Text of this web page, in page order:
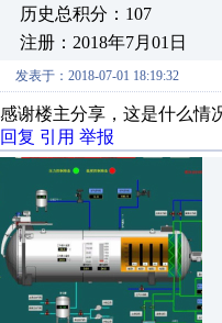
历史总积分：107
注册：2018年7月01日
发表于：2018-07-01 18:19:32
感谢楼主分享，这是什么情
回复 引用 举报